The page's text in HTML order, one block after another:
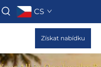
CS
Získat nabídku